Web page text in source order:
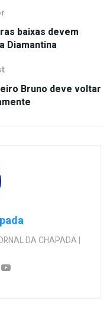
baixas devem
Diamantina
Bruno deve voltar
DA CHAPADA |